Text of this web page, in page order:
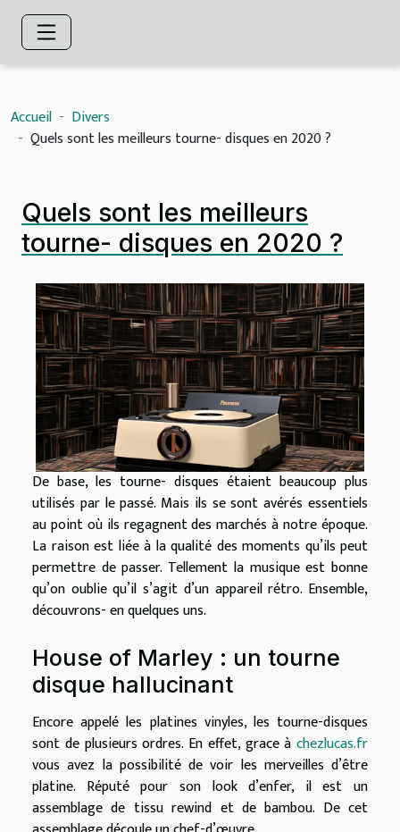
Accueil
Divers
Quels sont les meilleurs tourne- disques en 2020 ?
Quels sont les meilleurs
tourne- disques en 2020 ?
De base, les tourne- disques étaient beaucoup plus
utilisés par le passé. Mais ils se sont avérés essentiels
au point où ils regagnent des marchés à notre époque.
La raison est liée à la qualité des moments qu’ils peut
permettre de passer. Tellement la musique est bonne
qu’on oublie qu’il s’agit d’un appareil rétro. Ensemble,
découvrons- en quelques uns.
House of Marley : un tourne
disque hallucinant
Encore appelé les platines vinyles, les tourne-disques
sont de plusieurs ordres. En effet, grace à chezlucas.fr
vous avez la possibilité de voir les merveilles d’être
platine. Réputé pour son look d’enfer, il est un
assemblage de tissu rewind et de bambou. De cet